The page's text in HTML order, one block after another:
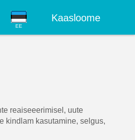
Kaasloome
EE
reaiseeerimisel, uute
kindlam kasutamine, selgus,